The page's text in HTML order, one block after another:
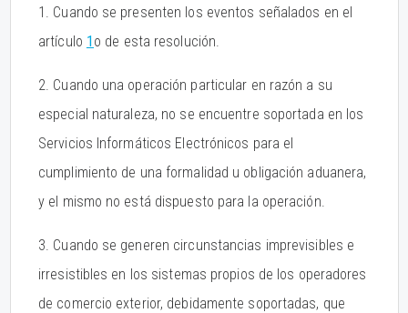
1. Cuando se presenten los eventos señalados en el
artículo 1o de esta resolución.
2. Cuando una operación particular en razón a su
especial naturaleza, no se encuentre soportada en los
Servicios Informáticos Electrónicos para el
cumplimiento de una formalidad u obligación aduanera,
y el mismo no está dispuesto para la operación.
3. Cuando se generen circunstancias imprevisibles e
irresistibles en los sistemas propios de los operadores
de comercio exterior, debidamente soportadas, que